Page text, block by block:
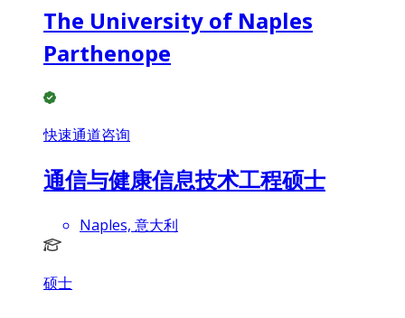
The University of Naples
Parthenope
快速通道咨询
通信与健康信息技术工程硕士
Naples, 意大利
硕士